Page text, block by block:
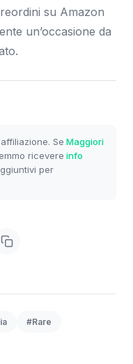
su Amazon
un’occasione da
Se
ricevere
per
Maggiori
info
#Rare